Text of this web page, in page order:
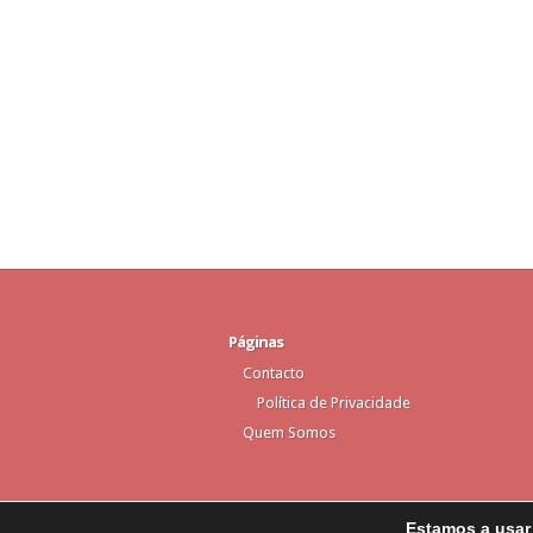
Páginas
Contacto
Política de Privacidade
Quem Somos
Estamos a